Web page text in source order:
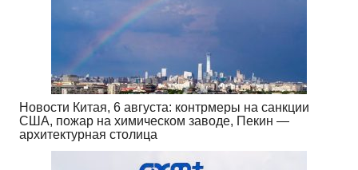
Новости Китая, 6 августа: контрмеры на санкции
США, пожар на химическом заводе, Пекин —
архитектурная столица